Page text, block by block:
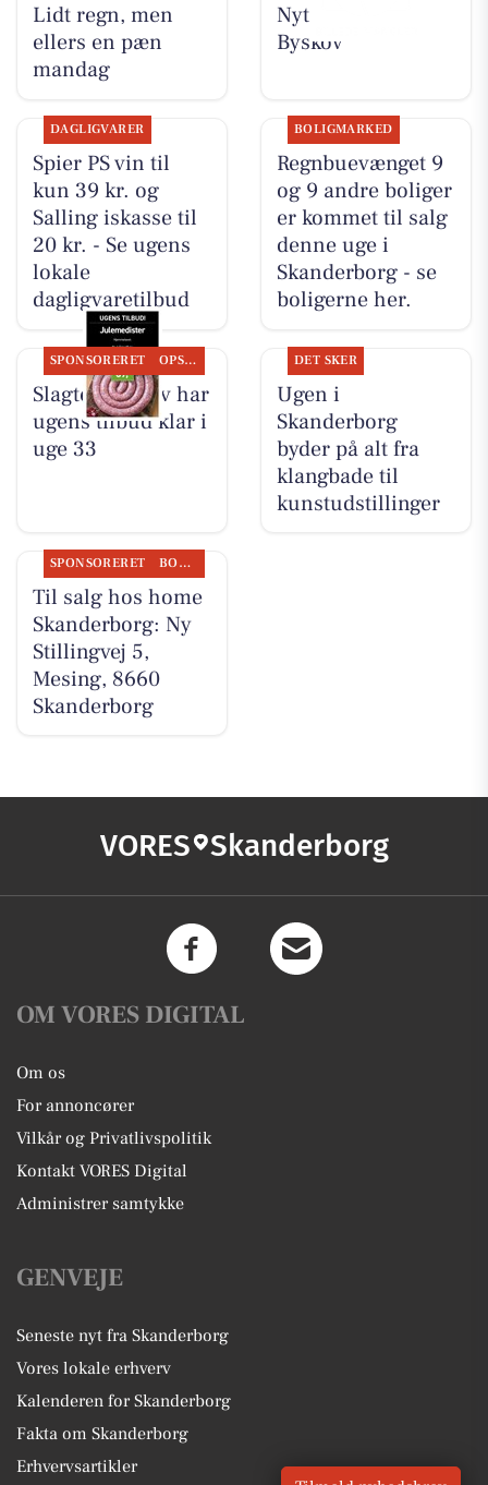
Lidt regn, men
ellers en pæn
mandag
Nyt fra Slagter
Byskov
DAGLIGVARER
Spier PS vin til
kun 39 kr. og
Salling iskasse til
20 kr. - Se ugens
lokale
dagligvaretilbud
BOLIGMARKED
Regnbuevænget 9
og 9 andre boliger
er kommet til salg
denne uge i
Skanderborg - se
boligerne her.
SPONSORERET OPSLAGSTAVLEN
Slagter Byskov har
ugens tilbud klar i
uge 33
DET SKER
Ugen i
Skanderborg
byder på alt fra
klangbade til
kunstudstillinger
SPONSORERET BOLIGMARKED
Til salg hos home
Skanderborg: Ny
Stillingvej 5,
Mesing, 8660
Skanderborg
VORES Skanderborg
OM VORES DIGITAL
Om os
For annoncører
Vilkår og Privatlivspolitik
Kontakt VORES Digital
Administrer samtykke
GENVEJE
Seneste nyt fra Skanderborg
Vores lokale erhverv
Kalenderen for Skanderborg
Fakta om Skanderborg
Erhvervsartikler